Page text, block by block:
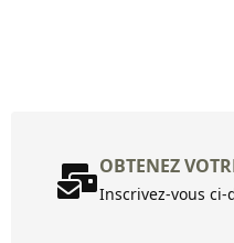
OBTENEZ
Inscrivez-vous